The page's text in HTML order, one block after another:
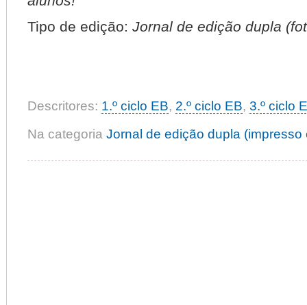
Tipo de edição: Jornal de edição dupla
Descritores: 1.º ciclo EB, 2.º ciclo EB, 3.º ciclo
Na categoria Jornal de edição dupla (impresso